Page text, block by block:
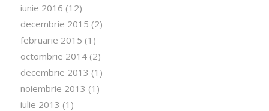
iunie 2016 (12)
decembrie 2015 (2)
februarie 2015 (1)
octombrie 2014(2)
decembrie 2013 (1)
noiembrie 2013 (1)
iulie 2013 (1)